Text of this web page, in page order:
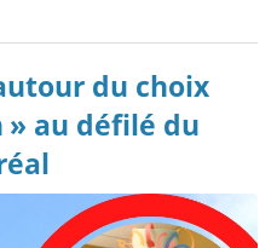
du choix
» au défilé du